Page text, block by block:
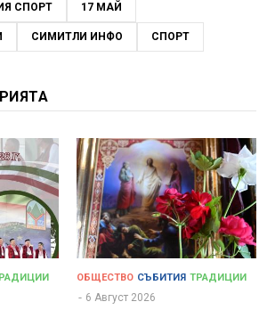
СПОРТ 17 МАЙ
СИМИТЛИ ИНФО СПОРТ
ОБЩЕСТВО СЪБИТИЯ ТРАДИЦИИ
6 Август 2026